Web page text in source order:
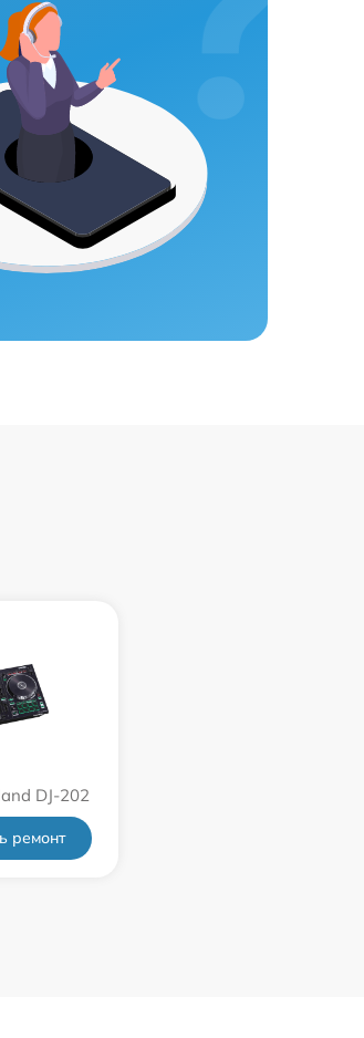
DJ-202
ремонт